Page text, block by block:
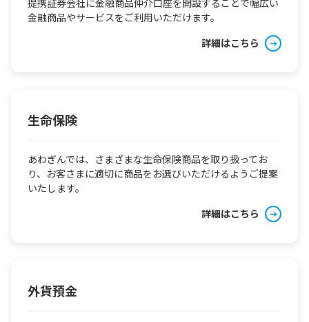
提携証券会社に金融商品仲介口座を開設することで幅広い
金融商品やサービスをご利用いただけます。
詳細はこちら
生命保険
あわぎんでは、さまざまな生命保険商品を取り扱ってお
り、お客さまに適切に商品をお選びいただけるようご提案
いたします。
詳細はこちら
外貨預金